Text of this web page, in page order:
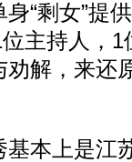
“剩女”提
主持人，
解，来还
本上是江